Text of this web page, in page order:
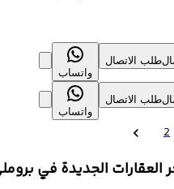
طلب الاتصال
واتساب
طلب الاتصال
واتساب
2
الجديدة في